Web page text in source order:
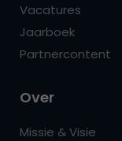
Vacatures
Jaarboek
Partnercontent
Over
Missie & Visie